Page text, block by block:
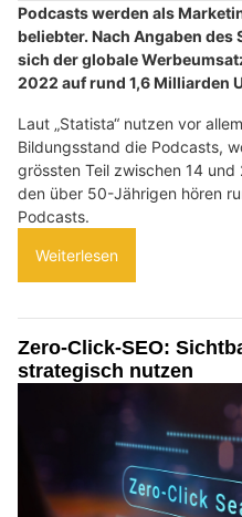
Podcasts werden als
beliebter. Nach Angaben des
sich der globale
2022 auf rund 1,6 Milliarden
Laut „Statista“ nutzen vor
Bildungsstand die Podcasts,
grössten Teil zwischen 14
den über 50-Jährigen hören
Podcasts.
Weiterlesen
Zero-Click-SEO:
strategisch nutzen